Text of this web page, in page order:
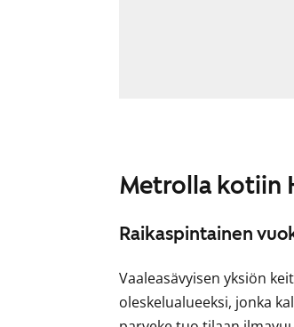
Metrolla kotiin
Raikaspintainen
Vaaleasävyisen yksiön
oleskelualueeksi, jonka